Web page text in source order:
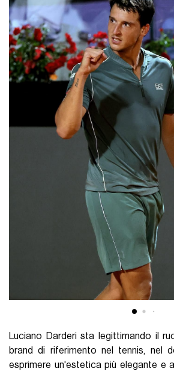
Luciano Darderi sta legittimando il
brand di riferimento nel tennis, nel
esprimere un'estetica più elegante e